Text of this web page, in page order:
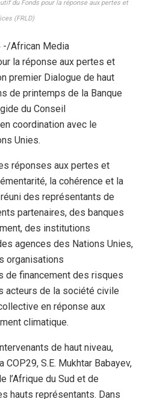
du Fonds pour la réponse aux pertes et
(FRLD)
-/African Media
la réponse aux pertes et
premier Dialogue de haut
de printemps de la Banque
du Conseil
coordination avec le
Unies.
réponses aux pertes et
la cohérence et la
des représentants de
partenaires, des banques
des institutions
agences des Nations Unies,
organisations
de financement des risques
acteurs de la société civile
en réponse aux
climatique.
de haut niveau,
S.E. Mukhtar Babayev,
l’Afrique du Sud et de
hauts représentants. Dans